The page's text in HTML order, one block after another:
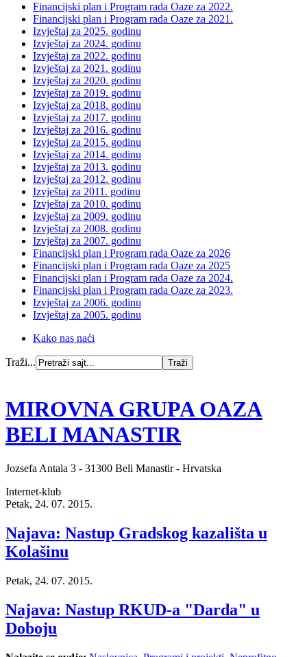
Financijski plan i Program rada Oaze za 2022.
Financijski plan i Program rada Oaze za 2021.
Izvještaj za 2025. godinu
Izvještaj za 2024. godinu
Izvještaj za 2022. godinu
Izvještaj za 2021. godinu
Izvještaj za 2020. godinu
Izvještaj za 2019. godinu
Izvještaj za 2018. godinu
Izvještaj za 2017. godinu
Izvještaj za 2016. godinu
Izvještaj za 2015. godinu
Izvještaj za 2014. godinu
Izvještaj za 2013. godinu
Izvještaj za 2012. godinu
Izvještaj za 2011. godinu
Izvještaj za 2010. godinu
Izvještaj za 2009. godinu
Izvještaj za 2008. godinu
Izvještaj za 2007. godinu
Financijski plan i Program rada Oaze za 2026
Financijski plan i Program rada Oaze za 2025
Financijski plan i Program rada Oaze za 2024.
Financijski plan i Program rada Oaze za 2023.
Izvještaj za 2006. godinu
Izvještaj za 2005. godinu
Kako nas naći
Traži...
MIROVNA GRUPA OAZA
BELI MANASTIR
Jozsefa Antala 3 - 31300 Beli Manastir - Hrvatska
Internet-klub
Petak, 24. 07. 2015.
Najava: Nastup Gradskog kazališta u
Kolašinu
Petak, 24. 07. 2015.
Najava: Nastup RKUD-a "Darda" u
Doboju